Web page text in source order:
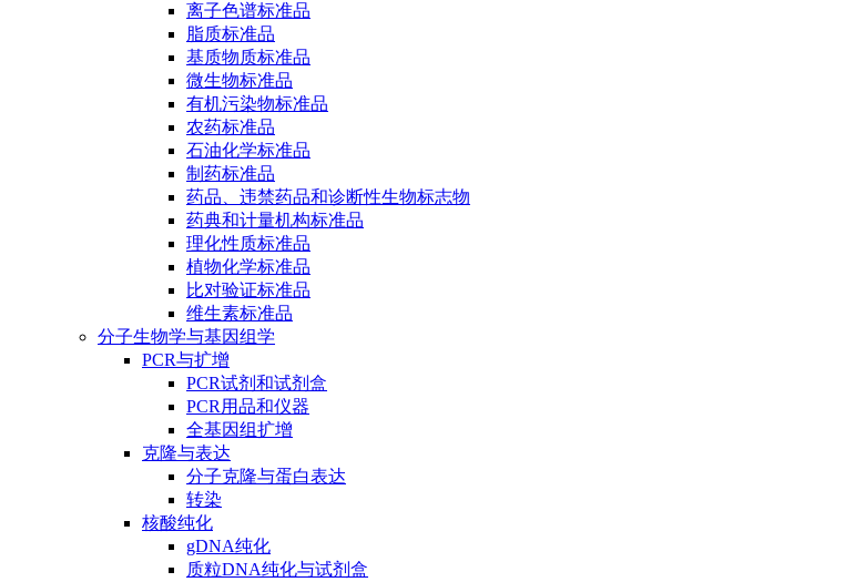
离子色谱标准品
脂质标准品
基质物质标准品
微生物标准品
有机污染物标准品
农药标准品
石油化学标准品
制药标准品
药品、违禁药品和诊断性生物标志物
药典和计量机构标准品
理化性质标准品
植物化学标准品
比对验证标准品
维生素标准品
分子生物学与基因组学
PCR与扩增
PCR试剂和试剂盒
PCR用品和仪器
全基因组扩增
克隆与表达
分子克隆与蛋白表达
转染
核酸纯化
gDNA纯化
质粒DNA纯化与试剂盒